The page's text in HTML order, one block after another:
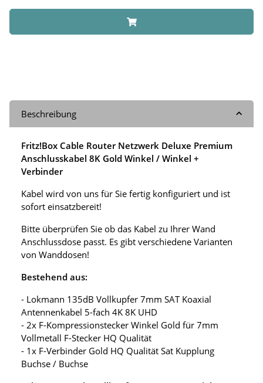
Beschreibung
Fritz!Box Cable Router Netzwerk Deluxe Premium
Anschlusskabel 8K Gold Winkel / Winkel +
Verbinder
Kabel wird von uns für Sie fertig konfiguriert und ist
sofort einsatzbereit!
Bitte überprüfen Sie ob das Kabel zu Ihrer Wand
Anschlussdose passt. Es gibt verschiedene Varianten
von Wanddosen!
Bestehend aus:
- Lokmann 135dB Vollkupfer 7mm SAT Koaxial
Antennenkabel 5-fach 4K 8K UHD
- 2x F-Kompressionstecker Winkel Gold für 7mm
Vollmetall F-Stecker HQ Qualität
- 1x F-Verbinder Gold HQ Qualität Sat Kupplung
Buchse / Buchse